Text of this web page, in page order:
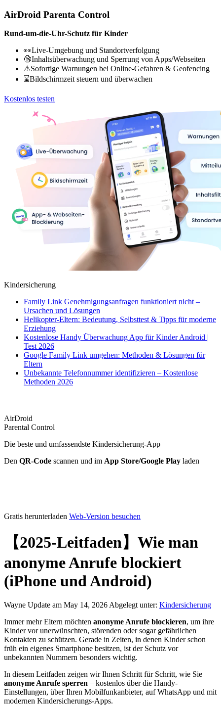
AirDroid Parenta Control
Rund-um-die-Uhr-Schutz für Kinder
👀Live-Umgebung und Standortverfolgung
🔞Inhaltsüberwachung und Sperrung von Apps/Webseiten
⚠Sofortige Warnungen bei Online-Gefahren & Geofencing
⌛Bildschirmzeit steuern und überwachen
Kostenlos testen
Kindersicherung
Family Link Genehmigungsanfragen funktioniert nicht –
Ursachen und Lösungen
Helikopter-Eltern: Bedeutung, Selbsttest & Tipps für moderne
Erziehung
Kostenlose Handy Überwachung App für Kinder Android |
Test 2026
Google Family Link umgehen: Methoden & Lösungen für
Eltern
Unbekannte Telefonnummer identifizieren – Kostenlose
Methoden 2026
AirDroid
Parental Control
Die beste und umfassendste Kindersicherung-App
Den QR-Code scannen und im App Store/Google Play laden
Gratis herunterladen Web-Version besuchen
【2025-Leitfaden】Wie man
anonyme Anrufe blockiert
(iPhone und Android)
Wayne Update am May 14, 2026 Abgelegt unter: Kindersicherung
Immer mehr Eltern möchten anonyme Anrufe blockieren, um ihre
Kinder vor unerwünschten, störenden oder sogar gefährlichen
Kontakten zu schützen. Gerade in Zeiten, in denen Kinder schon
früh ein eigenes Smartphone besitzen, ist der Schutz vor
unbekannten Nummern besonders wichtig.
In diesem Leitfaden zeigen wir Ihnen Schritt für Schritt, wie Sie
anonyme Anrufe sperren – kostenlos über die Handy-
Einstellungen, über Ihren Mobilfunkanbieter, auf WhatsApp und mit
modernen Kindersicherungs-Apps.